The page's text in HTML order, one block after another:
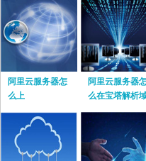
阿里云服务器怎
么上
阿里云服务器
么在宝塔解析
名